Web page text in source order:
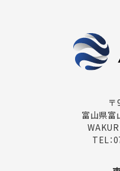
富山県富
TEL：